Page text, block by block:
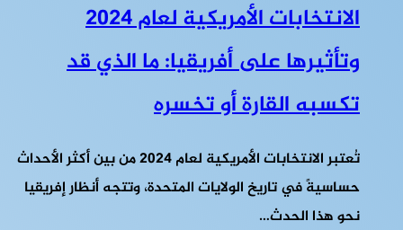
الانتخابات الأمريكية لعام 2024
وتأثيرها على أفريقيا: ما الذي قد
تكسبه القارة أو تخسره
تُعتبر الانتخابات الأمريكية لعام 2024 من بين أكثر الأحداث
حساسيةً في تاريخ الولايات المتحدة، وتتجه أنظار إفريقيا
نحو هذا الحدث…